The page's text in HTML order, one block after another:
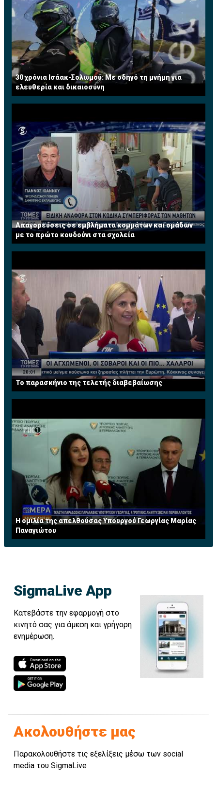
εθελούσια αποχώρησή της από την τράπεζα τον Ιούλιο
του 2013 κατείχε την θέση του Ανώτερου Διευθυντή
και ηγείτο της Διεύθυνσης Τραπεζικών Εργασιών
Μεγάλων Επιχειρήσεων. Διαθέτει πέραν των 25
χρόνων πολύπλευρης εμπειρίας σε τραπεζικά θέματα.
Τώρα ασκεί το επάγγελμα του Συμβούλου
Επιχειρήσεων σε χρηματοοικονομικά θέματα. Έχει
διατελέσει μέλος του Συμβουλίου του Institute of
Financial Services (IFS) Κύπρου.
30 χρόνια Ισάακ-Σολωμού: Με οδηγό τη μνήμη για
ελευθερία και δικαιοσύνη
Απαγορεύσεις σε εμβλήματα κομμάτων και ομάδων
με το πρώτο κουδούνι στα σχολεία
Το παρασκήνιο της τελετής διαβεβαίωσης
Η ομιλία της απελθούσας Υπουργού Γεωργίας Μαρίας
Παναγιώτου
SigmaLive App
Κατεβάστε την εφαρμογή στο
κινητό σας για άμεση και γρήγορη
ενημέρωση.
Ακολουθήστε μας
Παρακολουθήστε τις εξελίξεις μέσω των social
media του SigmaLive